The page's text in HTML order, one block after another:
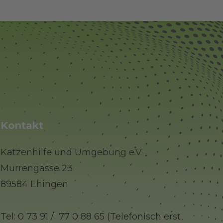
Kontakt
Katzenhilfe und Umgebung e.V.
Murrengasse 23
89584 Ehingen
Tel: 0 73 91 / 77 0 88 65 (Telefonisch erst